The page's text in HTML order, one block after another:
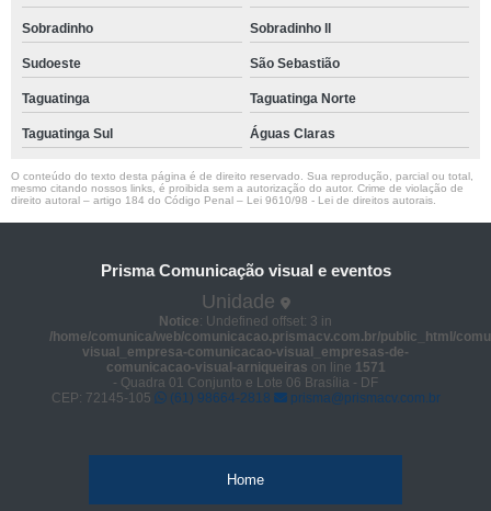
Sobradinho Sobradinho ll
Sudoeste São Sebastião
Taguatinga Taguatinga Norte
Taguatinga Sul Águas Claras
O conteúdo do texto desta página é de direito reservado. Sua reprodução, parcial ou total,
mesmo citando nossos links, é proibida sem a autorização do autor. Crime de violação de
direito autoral – artigo 184 do Código Penal – Lei 9610/98 - Lei de direitos autorais
Prisma Comunicação visual e eventos
Unidade
Notice: Undefined offset: 3 in
/home/comunica/web/comunicacao.prismacv.com.br/public_html/
visual_empresa-comunicacao-visual_empresas-de-
comunicacao-visual-arniqueiras on line 1571
- Quadra 01 Conjunto e Lote 06 Brasília - DF
CEP: 72145-105
(61) 98664-2818 prisma@prismacv.com.br
Home